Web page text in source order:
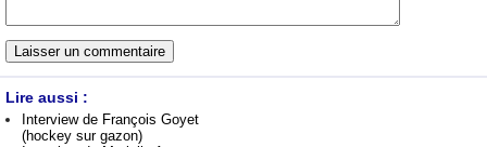
Lire aussi :
Interview de François Goyet
(hockey sur gazon)